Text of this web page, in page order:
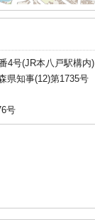
4号(JR本八戸駅構内)
知事(12)第1735号
号